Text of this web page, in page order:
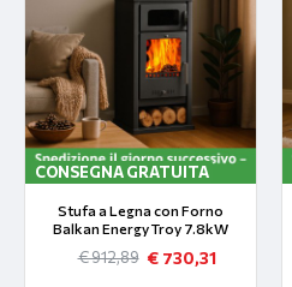
CONSEGNA GRATUITA
Stufa a Legna con Forno
Balkan Energy Troy 7.8kW
€ 730,31
€ 912,89